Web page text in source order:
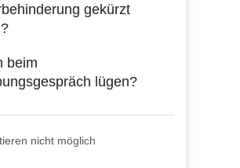
gekürzt
beim
lügen?
nicht möglich